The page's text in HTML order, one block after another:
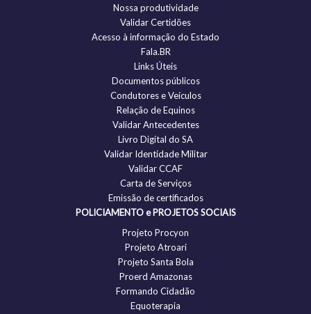
Nossa produtividade
Validar Certidões
Acesso à informação do Estado
Fala.BR
Links Úteis
Documentos públicos
Condutores e Veículos
Relação de Equinos
Validar Antecedentes
Livro Digital do SA
Validar Identidade Militar
Validar CCAF
Carta de Serviços
Emissão de certificados
POLICIAMENTO e PROJETOS SOCIAIS
Projeto Procyon
Projeto Atroari
Projeto Santa Bola
Proerd Amazonas
Formando Cidadão
Equoterapia